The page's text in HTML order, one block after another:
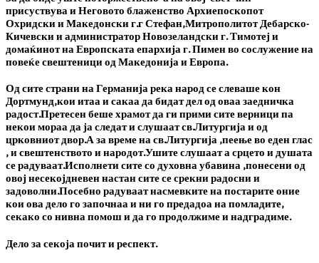
присуствува и Неговото блаженство Архиепоскопот
Охридски и Македонскиг.г Стефан,Митрополитот Дебарско-
Кичевски и администратор Новозеландскиг. Тимотеј и
домаќинот на Европската епархијаг. Пименво сослужение на
повеќе свештеници од Македонија и Европа.
Од сите страни на Германија река народ се слеваше кон
Дортмунд,кои итаа и сакаа да бидат дел од оваа заедничка
радост.Претесен беше храмот да ги прими сите верници па
некои мораа да ја следат и слушаат св.Литургија и од
црковниот двор.А за време на св.Литургија ,пеење во еден глас
, и свештенството и народот.Ушите слушаат а срцето и душата
се радуваат.Исполнети сите со духовна убавина ,понесени од
овој несекојдневен настан сите се срекни радосни и
задоволни.Посебно радуваат насмевките на постарите оние
кои ова дело го започнаа и ни го предадоа на помладите,
секако со нивна помош и да го продолжиме и надградиме.
Дело за секоја почит и респект.